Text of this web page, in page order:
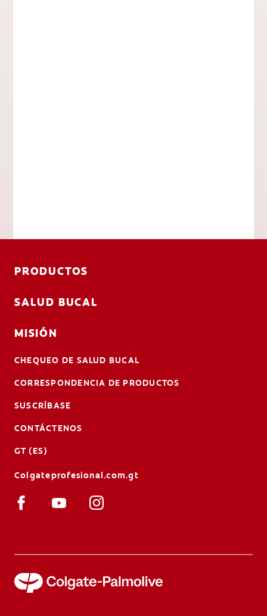
PRODUCTOS
SALUD BUCAL
MISIÓN
CHEQUEO DE SALUD BUCAL
CORRESPONDENCIA DE PRODUCTOS
SUSCRÍBASE
CONTÁCTENOS
GT (ES)
Colgateprofesional.com.gt